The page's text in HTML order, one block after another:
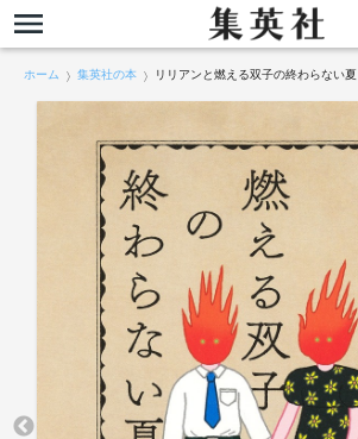
ホーム 集英社の本 リリアンと燃える双子の終わらない夏